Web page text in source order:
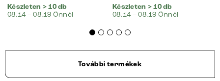
Készleten > 10 db
08.14 – 08.19 Önnél
Készleten > 10 db
08.14 – 08.19 Önnél
További termékek